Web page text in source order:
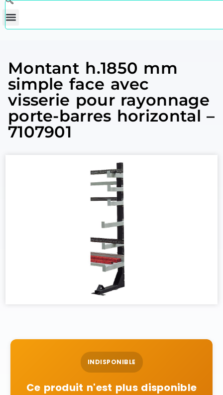
Montant h.1850 mm
simple face avec
visserie pour rayonnage
porte-barres horizontal –
7107901
INDISPONIBLE
Ce produit n'est plus disponible